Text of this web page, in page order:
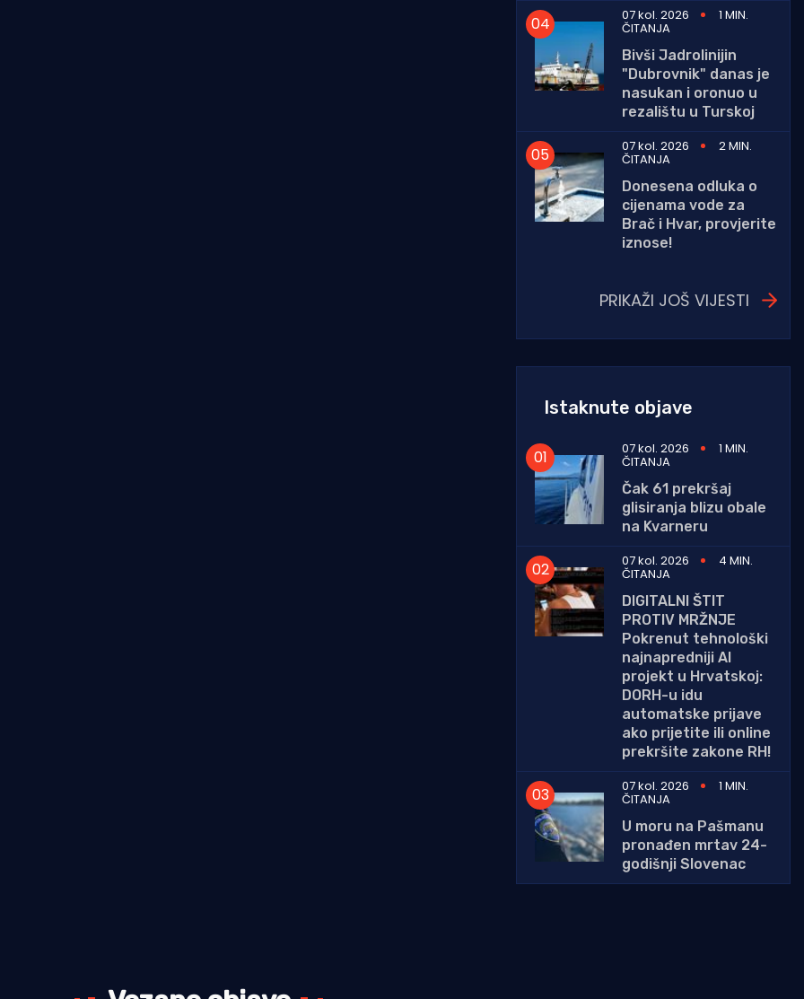
07 kol. 2026
1 MIN.
ČITANJA
Bivši Jadrolinijin
"Dubrovnik" danas je
nasukan i oronuo u
rezalištu u Turskoj
07 kol. 2026
2 MIN.
ČITANJA
Donesena odluka o
cijenama vode za
Brač i Hvar, provjerite
iznose!
PRIKAŽI JOŠ VIJESTI
Istaknute objave
07 kol. 2026 1 MIN.
ČITANJA
Čak 61 prekršaj
glisiranja blizu obale
na Kvarneru
07 kol. 2026
4 MIN.
ČITANJA
DIGITALNI ŠTIT
PROTIV MRŽNJE
Pokrenut tehnološki
najnapredniji AI
projekt u Hrvatskoj:
DORH-u idu
automatske prijave
ako prijetite ili online
prekršite zakone RH!
07 kol. 2026
1 MIN.
ČITANJA
U moru na Pašmanu
pronađen mrtav 24-
godišnji Slovenac